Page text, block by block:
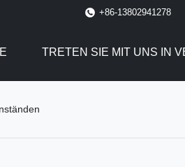
+86-13802941278
TRETEN SIE MIT UNS IN